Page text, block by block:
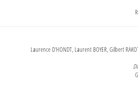
Laurence D'HONDT, Laurent BOYER, Gilbert